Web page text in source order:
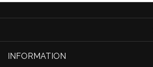
INFORMATION